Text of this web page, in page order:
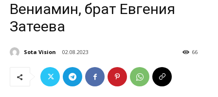
Вениамин, брат Евгения
Затеева
Sota Vision 02.08.2023 66